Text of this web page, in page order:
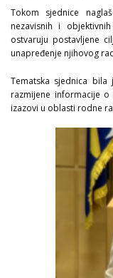
Tokom sjednice
nezavisnih i
ostvaruju postavljene
unapređenje njihovog
Tematska sjednica
razmijene informacije
izazovi u oblasti rodne